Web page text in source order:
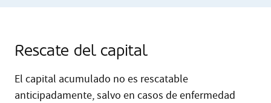
Rescate del capital
El capital acumulado no es rescatable
anticipadamente, salvo en casos de enfermedad